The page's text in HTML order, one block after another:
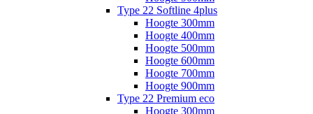
Type 22 Softline 4plus
Hoogte 300mm
Hoogte 400mm
Hoogte 500mm
Hoogte 600mm
Hoogte 700mm
Hoogte 900mm
Type 22 Premium eco
Hoogte 300mm